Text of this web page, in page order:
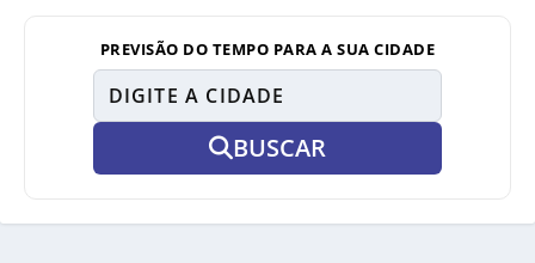
PREVISÃO DO TEMPO PARA A SUA CIDADE
BUSCAR